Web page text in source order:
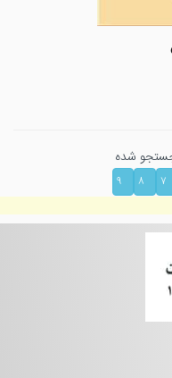
شده
۷ ۸ ۹